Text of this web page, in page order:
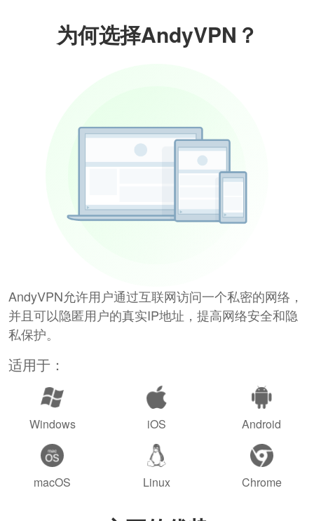
为何选择AndyVPN？
AndyVPN允许用户通过互联网访问一个私密的网络，
并且可以隐匿用户的真实IP地址，提高网络安全和隐
私保护。
适用于：
Windows iOS Android
macOS Linux Chrome